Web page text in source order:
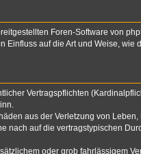
Foren-Software von
auf die Art und Weise,
Vertragspflichten
aus der Verletzung von
auf die vertragstypischen
oder grob fahrlässigem